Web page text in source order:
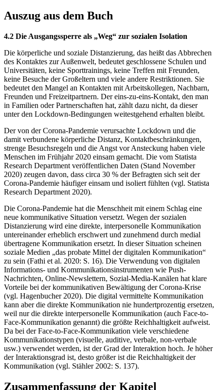
Auszug aus dem Buch
4.2 Die Ausgangssperre als „Weg“ zur sozialen Isolation
Die körperliche und soziale Distanzierung, das heißt das Abbrechen
des Kontaktes zur Außenwelt, bedeutet geschlossene Schulen und
Universitäten, keine Sporttrainings, keine Treffen mit Freunden,
keine Besuche der Großeltern und viele andere Restriktionen. Sie
bedeutet den Mangel an Kontakten mit Arbeitskollegen, Nachbarn,
Freunden und Freizeitpartnern. Der eins-zu-eins-Kontakt, den man
in Familien oder Partnerschaften hat, zählt dazu nicht, da dieser
unter den Lockdown-Bedingungen weitestgehend erhalten bleibt.
Der von der Corona-Pandemie verursachte Lockdown und die
damit verbundene körperliche Distanz, Kontaktbeschränkungen,
strenge Besuchsregeln und die Angst vor Ansteckung haben viele
Menschen im Frühjahr 2020 einsam gemacht. Die vom Statista
Research Department veröffentlichen Daten (Stand November
2020) zeugen davon, dass circa 30 % der Befragten sich seit der
Corona-Pandemie häufiger einsam und isoliert fühlten (vgl. Statista
Research Department 2020).
Die Corona-Pandemie hat die Menschheit mit einem Schlag eine
neue kommunikative Situation versetzt. Wegen der sozialen
Distanzierung wird eine direkte, interpersonelle Kommunikation
untereinander erheblich erschwert und zunehmend durch medial
übertragene Kommunikation ersetzt. In dieser Situation scheinen
soziale Medien „das probate Mittel der digitalen Kommunikation“
zu sein (Fathi et al. 2020: S. 16). Die Verwendung von digitalen
Informations- und Kommunikationsinstrumenten wie Push-
Nachrichten, Online-Newslettern, Sozial-Media-Kanälen hat klare
Vorteile bei der kommunikativen Bewältigung der Corona-Krise
(vgl. Hagenbucher 2020). Die digital vermittelte Kommunikation
kann aber die direkte Kommunikation nie hundertprozentig ersetzen,
weil nur die direkte interpersonelle Kommunikation (auch Face-to-
Face-Kommunikation genannt) die größte Reichhaltigkeit aufweist.
Da bei der Face-to-Face-Kommunikation viele verschiedene
Kommunikationstypen (visuelle, auditive, verbale, non-verbale
usw.) verwendet werden, ist der Grad der Interaktion hoch. Je höher
der Interaktionsgrad ist, desto größer ist die Reichhaltigkeit der
Kommunikation (vgl. Stähler 2002: S. 137).
Zusammenfassung der Kapitel